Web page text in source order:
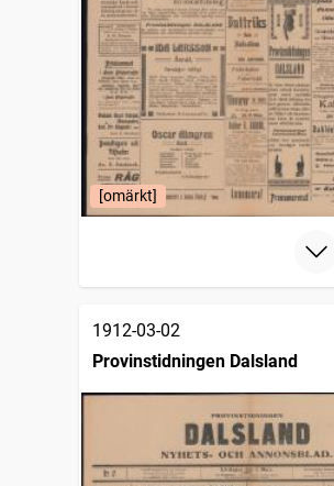
[omärkt]
1912-03-02
Provinstidningen Dalsland